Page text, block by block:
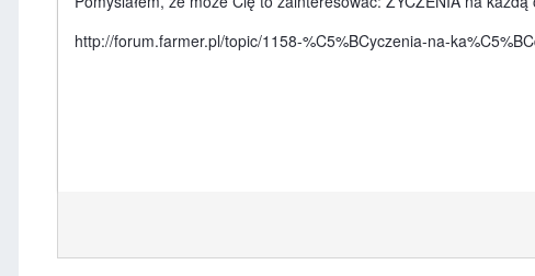
http://forum.farmer.pl/topic/1158-%C5%BCyczenia-na-